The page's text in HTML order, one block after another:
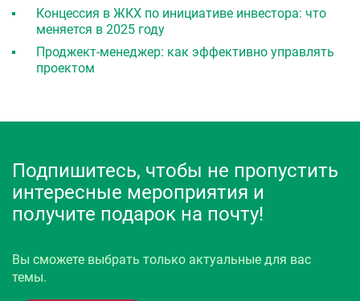
Концессия в ЖКХ по инициативе инвестора: что
меняется в 2025 году
Проджект-менеджер: как эффективно управлять
проектом
Подпишитесь, чтобы не пропустить
интересные мероприятия и
получите подарок на почту!
Вы сможете выбрать только актуальные для вас
темы.